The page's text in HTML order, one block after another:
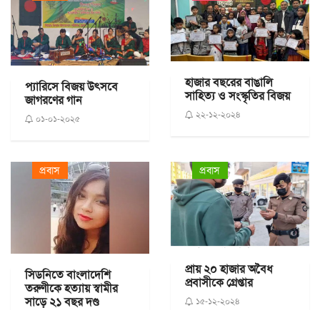
প্যারিসে বিজয় উৎসবে
জাগরণের গান
০১-০১-২০২৫
হাজার বছরের বাঙালি
সাহিত্য ও সংস্কৃতির বিজয়
২২-১২-২০২৪
প্রবাস
সিডনিতে বাংলাদেশি
তরুণীকে হত্যায় স্বামীর
সাড়ে ২১ বছর দণ্ড
প্রবাস
প্রায় ২০ হাজার অবৈধ
প্রবাসীকে গ্রেপ্তার
১৫-১২-২০২৪